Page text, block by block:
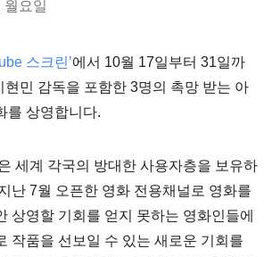
월요일
스크린’에서 10월 17일부터 31일까
현민 감독을 포함한 3명의 촉망 받는 아
를 상영합니다.
세계 각국의 방대한 사용자층을 보유하
난 7월 오픈한 영화 전용채널로 영화를
상영할 기회를 얻지 못하는 영화인들에
작품을 선보일 수 있는 새로운 기회를